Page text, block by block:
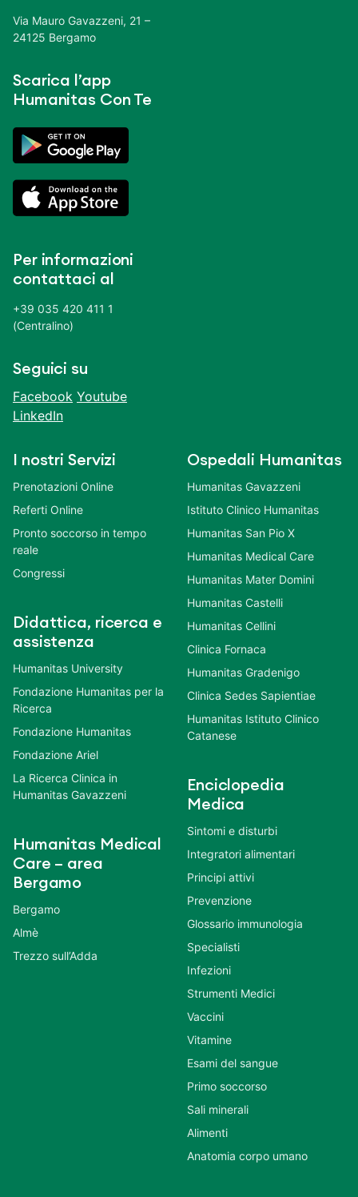
Via Mauro Gavazzeni, 21 –
24125 Bergamo
Scarica l’app
Humanitas Con Te
Per informazioni
contattaci al
+39 035 420 411 1
(Centralino)
Seguici su
Facebook Youtube
LinkedIn
I nostri Servizi
Prenotazioni Online
Referti Online
Pronto soccorso in tempo
reale
Congressi
Didattica, ricerca e
assistenza
Humanitas University
Fondazione Humanitas per la
Ricerca
Fondazione Humanitas
Fondazione Ariel
La Ricerca Clinica in
Humanitas Gavazzeni
Humanitas Medical
Care – area
Bergamo
Bergamo
Almè
Trezzo sull’Adda
Ospedali Humanitas
Humanitas Gavazzeni
Istituto Clinico Humanitas
Humanitas San Pio X
Humanitas Medical Care
Humanitas Mater Domini
Humanitas Castelli
Humanitas Cellini
Clinica Fornaca
Humanitas Gradenigo
Clinica Sedes Sapientiae
Humanitas Istituto Clinico
Catanese
Enciclopedia
Medica
Sintomi e disturbi
Integratori alimentari
Principi attivi
Prevenzione
Glossario immunologia
Specialisti
Infezioni
Strumenti Medici
Vaccini
Vitamine
Esami del sangue
Primo soccorso
Sali minerali
Alimenti
Anatomia corpo umano